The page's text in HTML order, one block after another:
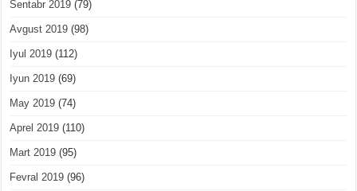
Sentabr 2019 (79)
Avgust 2019 (98)
Iyul 2019 (112)
Iyun 2019 (69)
May 2019 (74)
Aprel 2019 (110)
Mart 2019 (95)
Fevral 2019 (96)